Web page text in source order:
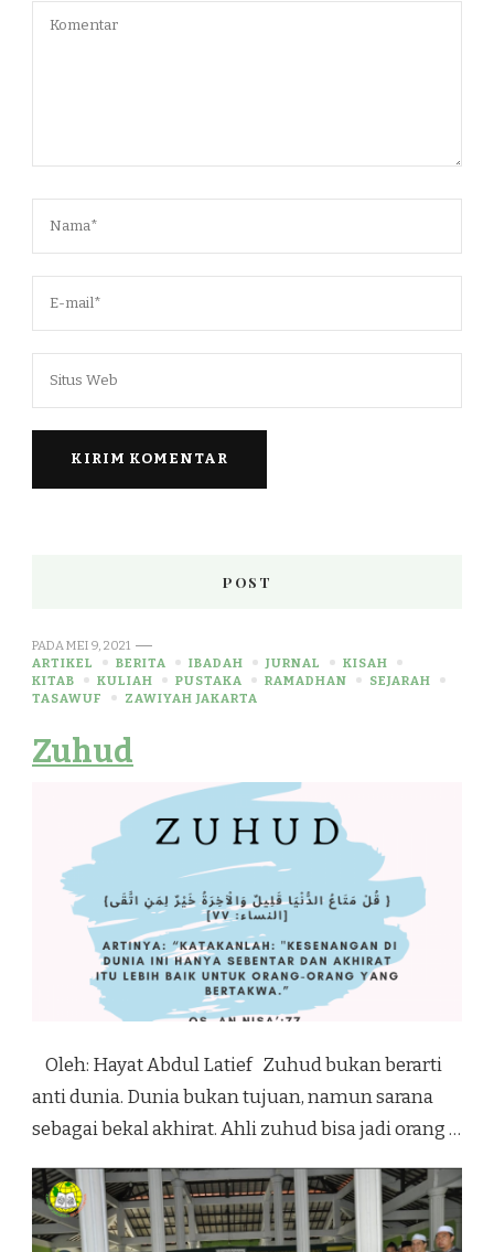
POST
PADA MEI 9, 2021
ARTIKEL
BERITA IBADAH JURNAL
KISAH
KITAB
KULIAH PUSTAKA RAMADHAN
SEJARAH
TASAWUF
ZAWIYAH JAKARTA
Zuhud
Oleh: Hayat Abdul Latief Zuhud bukan berarti
anti dunia. Dunia bukan tujuan, namun sarana
sebagai bekal akhirat. Ahli zuhud bisa jadi orang …